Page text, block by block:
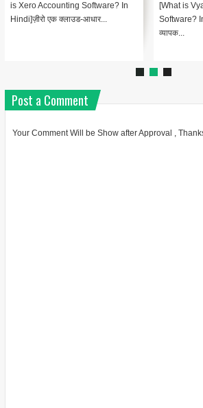
is Xero Accounting Software? In
Hindi]ज़ीरो एक क्लाउड-आधार...
[What is
Software?
व्यापक...
Post a Comment
Your Comment Will be Show after Approval ,